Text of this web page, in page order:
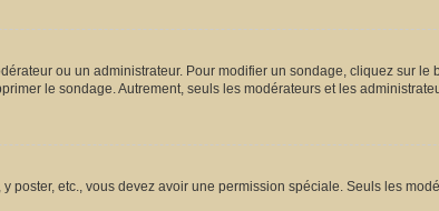
ou un administrateur. Pour modifier un sondage, cliquez sur le
le sondage. Autrement, seuls les modérateurs et les
etc., vous devez avoir une permission spéciale. Seuls les